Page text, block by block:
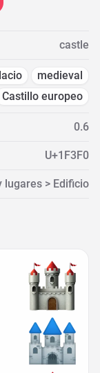
castle
medieval
Castillo europeo
0.6
U+1F3F0
lugares > Edificio